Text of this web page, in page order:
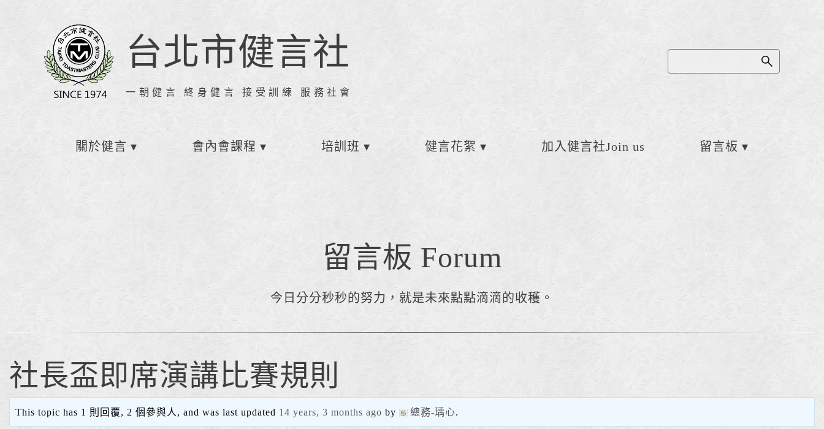
台北市健言社
一朝健言 終身健言 接受訓練 服務社會
關於健言 會內會課程 培訓班 健言花絮 加入健言社Join us 留言板
留言板 Forum
今日分分秒秒的努力，就是未來點點滴滴的收穫。
社長盃即席演講比賽規則
This topic has 1 則回覆, 2 個參與人, and was last updated 14 years, 3 months ago by 總務-瑀心.